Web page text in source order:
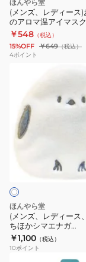
イ
ト
ム
ス
枚
4991936386367
ほんやら堂
(メンズ、レディース
のアロマ温アイマス
ンダーブレンドの香
￥548 （税込）
15%OFF ￥649（税込）
4ポイント
ィ
キ
ッ
ズ)
ぷ
ち
ほんやら堂
(メンズ、レディース
ちほかシマエナガ
4991936853081
￥1,100 （税込）
10ポイント
ン
ジ